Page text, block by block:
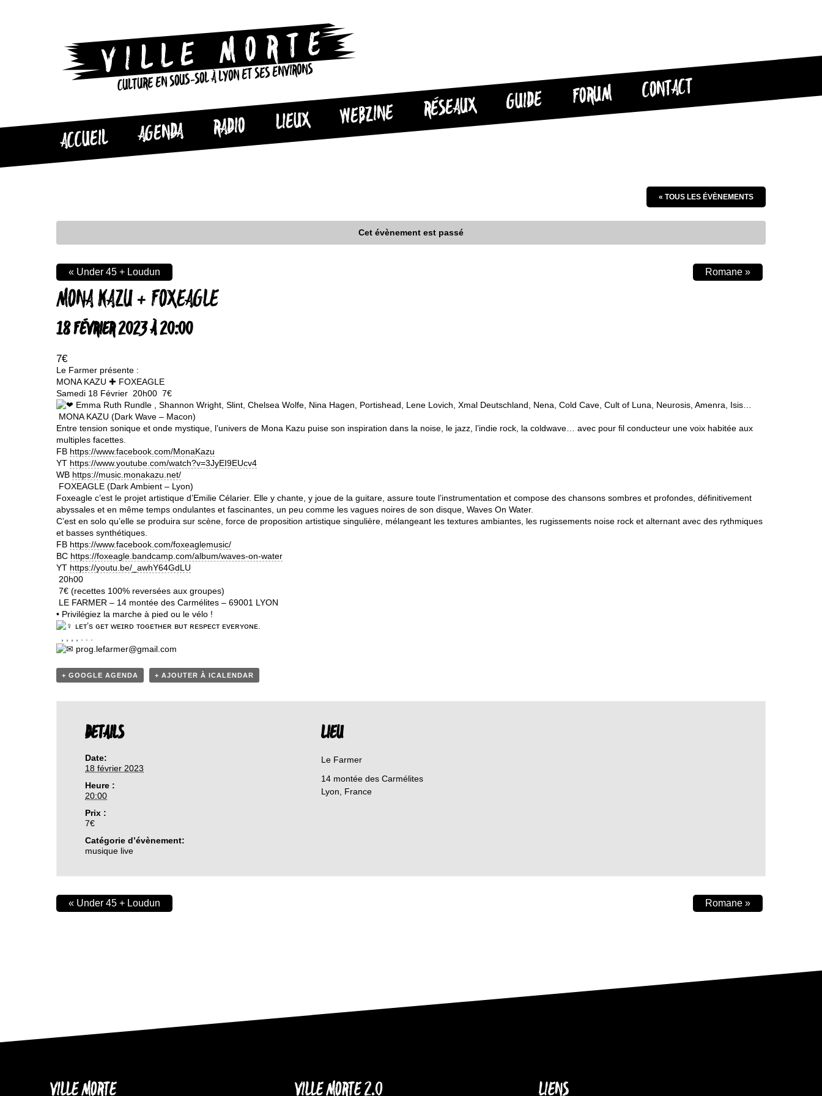
CULTURE EN SOUS-SOL À LYON ET SES ENVIRONS
ACCUEIL AGENDA RADIO LIEUX WEBZINE RÉSEAUX GUIDE FORUM CONTACT
« TOUS LES ÉVÈNEMENTS
Cet évènement est passé
MONA KAZU + FOXEAGLE
18 FÉVRIER 2023 À 20:00
7€
« Under 45 + Loudun Romane »
Le Farmer présente :
MONA KAZU ✚ FOXEAGLE
Samedi 18 Février 20h00 7€
Emma Ruth Rundle , Shannon Wright, Slint, Chelsea Wolfe, Nina Hagen, Portishead, Lene Lovich, Xmal Deutschland, Nena, Cold Cave, Cult of Luna, Neurosis, Amenra, Isis…
MONA KAZU (Dark Wave – Macon)
Entre tension sonique et onde mystique, l’univers de Mona Kazu puise son inspiration dans la noise, le jazz, l’indie rock, la coldwave… avec pour fil conducteur une voix habitée aux
multiples facettes.
FB https://www.facebook.com/MonaKazu
YT https://www.youtube.com/watch?v=3JyEI9EUcv4
WB https://music.monakazu.net/
FOXEAGLE (Dark Ambient – Lyon)
Foxeagle c’est le projet artistique d’Emilie Célarier. Elle y chante, y joue de la guitare, assure toute l’instrumentation et compose des chansons sombres et profondes, définitivement
abyssales et en même temps ondulantes et fascinantes, un peu comme les vagues noires de son disque, Waves On Water.
C’est en solo qu’elle se produira sur scène, force de proposition artistique singulière, mélangeant les textures ambiantes, les rugissements noise rock et alternant avec des rythmiques
et basses synthétiques.
FB https://www.facebook.com/foxeaglemusic/
BC https://foxeagle.bandcamp.com/album/waves-on-water
YT https://youtu.be/_awhY64GdLU
20h00
7€ (recettes 100% reversées aux groupes)
LE FARMER – 14 montée des Carmélites – 69001 LYON
• Privilégiez la marche à pied ou le vélo !
ʟᴇᴛ’s ɢᴇᴛ ᴡᴇɪʀᴅ ᴛᴏɢᴇᴛʜᴇʀ ʙᴜᴛ ʀᴇsᴘᴇᴄᴛ ᴇᴠᴇʀʏᴏɴᴇ.
prog.lefarmer@gmail.com
+ GOOGLE AGENDA + AJOUTER À ICALENDAR
DETAILS
Date:
18 février 2023
Heure :
20:00
Prix :
7€
Catégorie d’évènement:
musique live
LIEU
Le Farmer
14 montée des Carmélites
Lyon
France
« Under 45 + Loudun Romane »
VILLE MORTE VILLE MORTE 2.0 LIENS